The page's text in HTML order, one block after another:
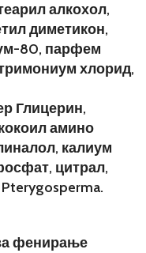
алкохол,
диметикон,
80, парфем
хлорид,
Глицерин,
амино
калиум
цитрал,
фенирање